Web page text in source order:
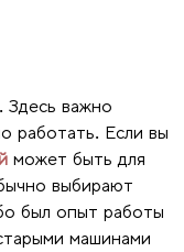
Здесь важно
работать. Если вы
может быть для
выбирают
был опыт работы
машинами